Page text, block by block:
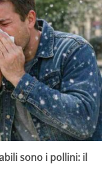
sono i pollini: il